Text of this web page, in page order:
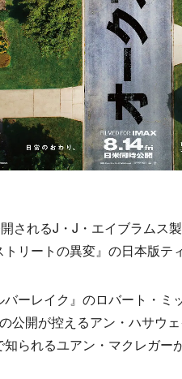
されるJ・J・エイブラムス
リートの異変』の日本版テ
ーレイク』のロバート・ミ
公開が控えるアン・ハサウ
られるユアン・マクレガー